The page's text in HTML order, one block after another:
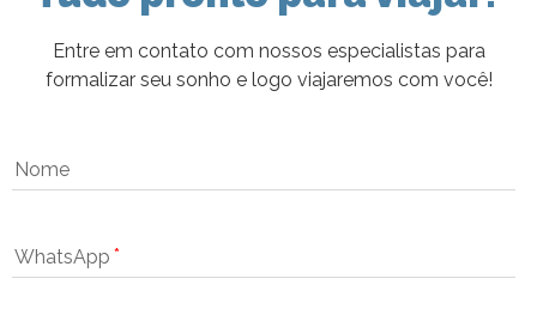
Entre em contato com nossos especialistas para
formalizar seu sonho e logo viajaremos com você!
Nome
WhatsApp